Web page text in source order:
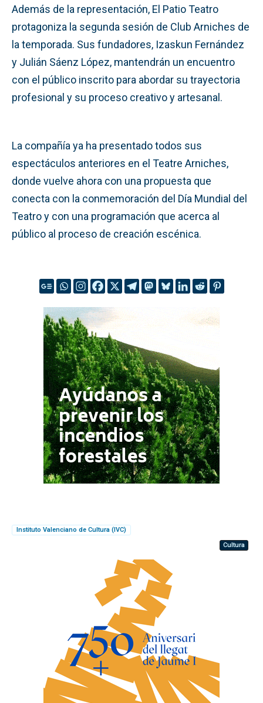
Además de la representación, El Patio Teatro
protagoniza la segunda sesión de Club Arniches de
la temporada. Sus fundadores, Izaskun Fernández
y Julián Sáenz López, mantendrán un encuentro
con el público inscrito para abordar su trayectoria
profesional y su proceso creativo y artesanal.
La compañía ya ha presentado todos sus
espectáculos anteriores en el Teatre Arniches,
donde vuelve ahora con una propuesta que
conecta con la conmemoración del Día Mundial del
Teatro y con una programación que acerca al
público al proceso de creación escénica.
Instituto Valenciano de Cultura (IVC)
Cultura